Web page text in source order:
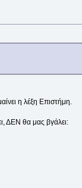
η λέξη Επιστήμη.
ΔΕΝ θα μας βγάλει: